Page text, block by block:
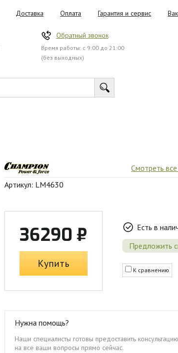
Доставка Оплата Гарантия и сервис
Обратный звонок
Время работы: с 9:00 до 21:00
(без выходных)
Смотреть
Артикул: LM4630
36290 ₽
Купить
Есть в
Предложить
К сравнению
Нужна помощь?
Наши специалисты готовы предоставить
на все ваши вопросы прямо сейчас.